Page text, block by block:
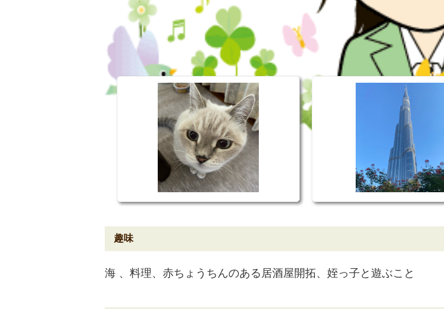
海 、料理、赤ちょうちんのある居酒屋開拓、姪っ子と遊ぶこと